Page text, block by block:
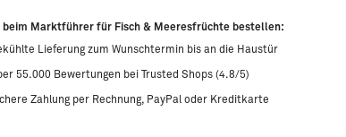
beim Marktführer für Fisch & Meeresfrüchte bestellen:
Lieferung zum Wunschtermin bis an die Haustür
55.000 Bewertungen bei Trusted Shops (4.8/5)
Zahlung per Rechnung, PayPal oder Kreditkarte